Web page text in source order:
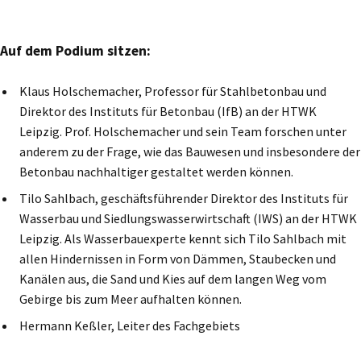
Auf dem Podium sitzen:
Klaus Holschemacher, Professor für Stahlbetonbau und
Direktor des Instituts für Betonbau (IfB) an der HTWK
Leipzig. Prof. Holschemacher und sein Team forschen unter
anderem zu der Frage, wie das Bauwesen und insbesondere der
Betonbau nachhaltiger gestaltet werden können.
Tilo Sahlbach, geschäftsführender Direktor des Instituts für
Wasserbau und Siedlungswasserwirtschaft (IWS) an der HTWK
Leipzig. Als Wasserbauexperte kennt sich Tilo Sahlbach mit
allen Hindernissen in Form von Dämmen, Staubecken und
Kanälen aus, die Sand und Kies auf dem langen Weg vom
Gebirge bis zum Meer aufhalten können.
Hermann Keßler, Leiter des Fachgebiets